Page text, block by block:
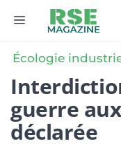
MENU
Écologie
guerre
déclarée